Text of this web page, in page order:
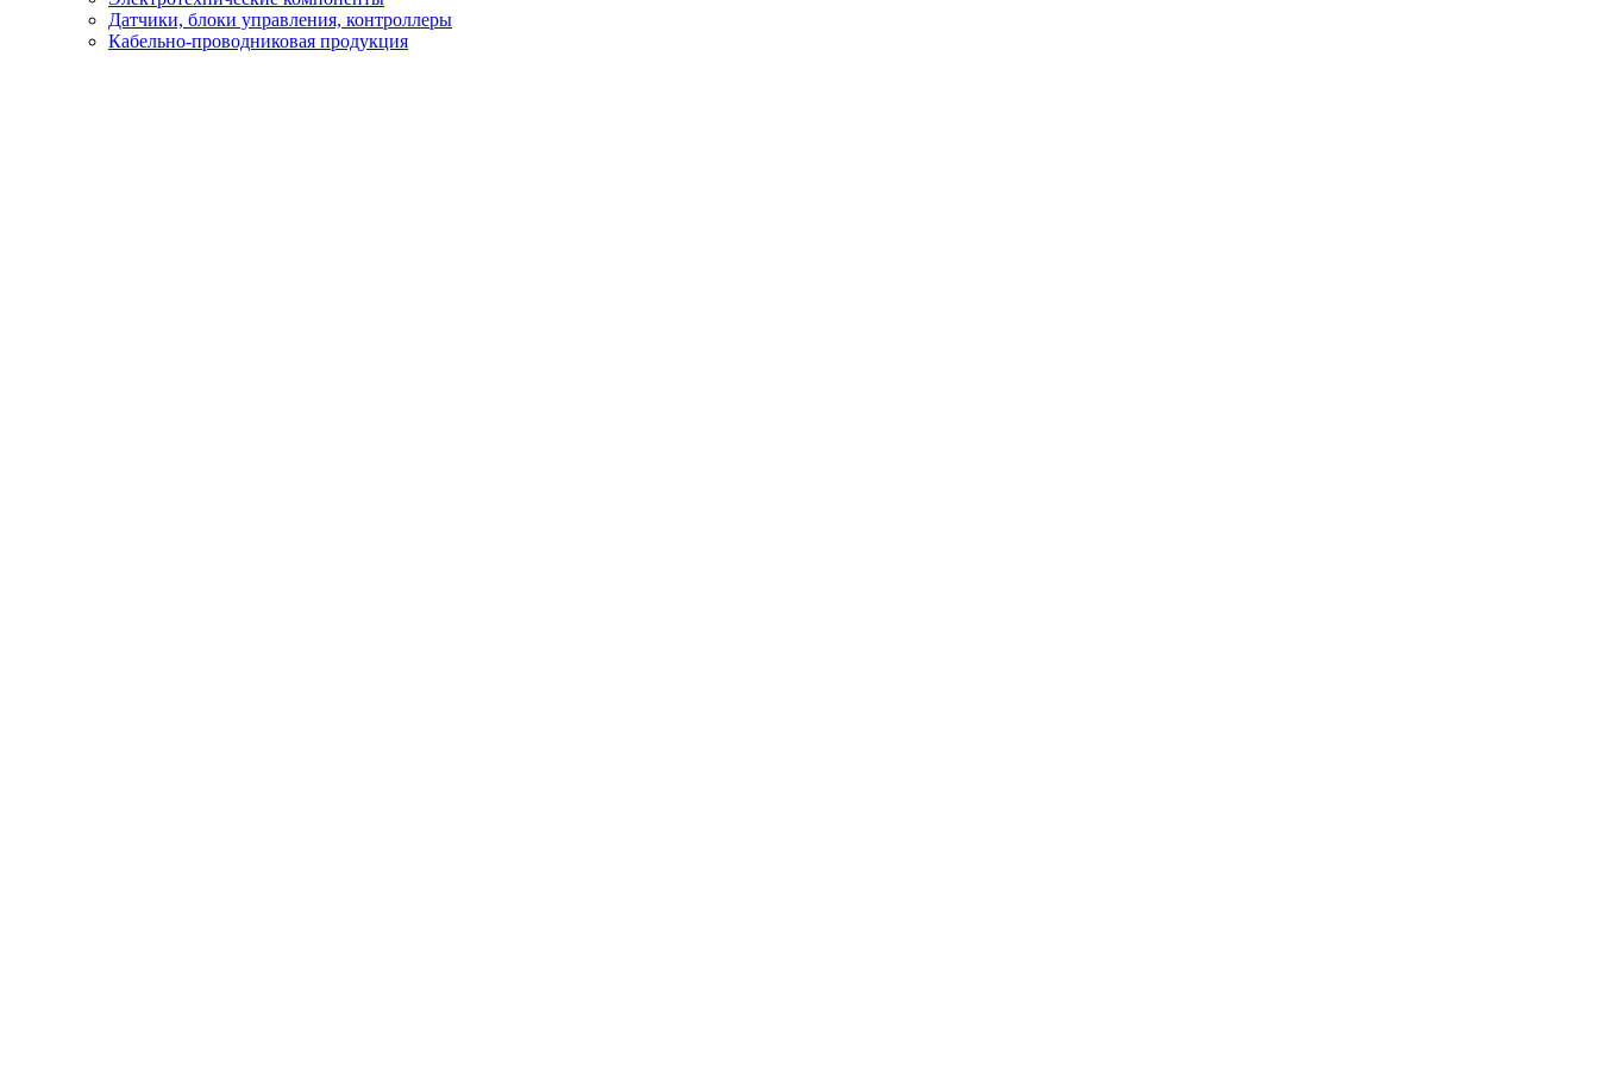
Датчики, блоки управления, контроллеры
Кабельно-проводниковая продукция